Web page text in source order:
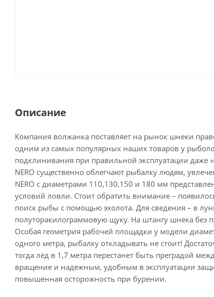
Описание
Компания волжанка поставляет на рынок шнеки
одним из самых популярных наших товаров у
подклинивания при правильной эксплуатации даже
NERO существенно облегчают рыбалку людям,
NERO с диаметрами 110,130,150 и 180 мм
условий ловли. Стоит обратить внимание –
поиск рыбы с помощью эхолота. Для сведения – в
полуторакилограммовую щуку. На штангу шнека без
Особая геометрия рабочей площадки у модели
одного метра, рыбалку откладывать не стоит!
тогда лёд в 1,7 метра перестанет быть преградой
вращение и надежным, удобным в эксплуатации
повышенная осторожность при бурении.